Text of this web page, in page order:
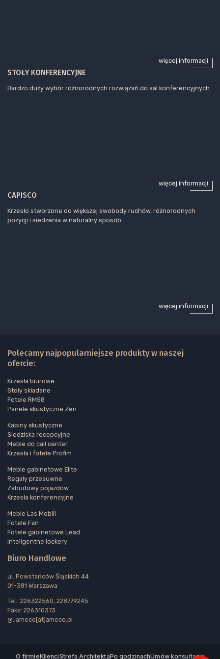
więcej informacji
STOŁY KONFERENCYJNE
Bardzo duży wybór różnorodnych rozwiązań do sal konferencyjnych.
więcej informacji
CAPISCO
Krzesło stworzone do większej swobody ruchów, różnorodnych
pozycji i siedzenia w naturalny sposób.
więcej informacji
Polecamy najpopularniejsze produkty w naszej
ofercie:
Krzesła biurowe
Stoły składane
Fotele RM58
Panele akustyczne Zen
Kabiny akustyczne
Siedziska recepcyjne
Meble do call center
Krzesła i fotele Profim
Meble gabinetowe Elite
Regały przesuwne
Zabudowy pojazdów
Krzesła konferencyjne
Meble Las Mobili
Fotele Fan
Fotele gabinetowe Lead
Inteligentne lockery
Biuro Handlowe
ul. Powstańców Śląskich 44
01-381 Warszawa
Tel.: 226322560, 228779245
Faks: 226310373
@: ameco[at]ameco.pl
O firmieKlienciStrefa ArchitektaPo godzinachUmów konsultację